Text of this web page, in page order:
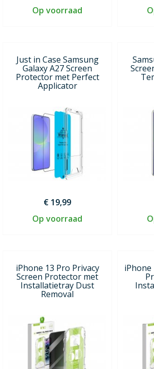
Op voorraad
Just in Case Samsung
Galaxy A27 Screen
Protector met Perfect
Applicator
€ 19,99
Op voorraad
iPhone 13 Pro Privacy
Screen Protector met
Installatietray Dust
Removal
iPhone